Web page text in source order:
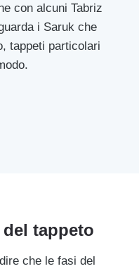
con alcuni Tabriz
i Saruk che
tappeti particolari
tappeto
che le fasi del